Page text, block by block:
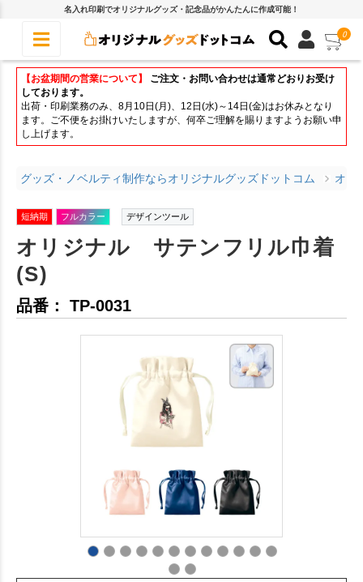
名入れ印刷でオリジナルグッズ・記念品がかんたんに作成可能！
0
【お盆期間の営業について】
ご注文・お問い合わせは通常どおりお受け
しております。
出荷・印刷業務のみ、8月10日(月)、12日(水)～14日(金)はお休みとなり
ます。ご不便をお掛けいたしますが、何卒ご理解を賜りますようお願い申
し上げます。
グッズ・ノベルティ制作ならオリジナルグッズドットコム オリ
短納期 フルカラー デザインツール
オリジナル サテンフリル巾着
(S)
品番： TP-0031